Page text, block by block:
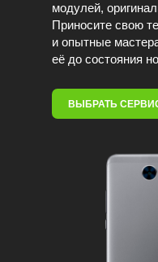
модулей,
Приносите свою
и опытные
её до состояния
ВЫБРАТЬ